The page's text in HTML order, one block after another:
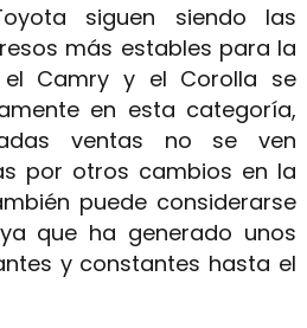
siguen siendo las
más estables para la
el Camry y el Corolla se
en esta categoría,
ventas no se ven
por otros cambios en la
puede considerarse
que ha generado unos
y constantes hasta el